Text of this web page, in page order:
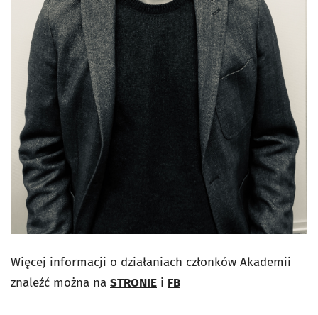
Więcej informacji o działaniach członków Akademii
znaleźć można na STRONIE i FB